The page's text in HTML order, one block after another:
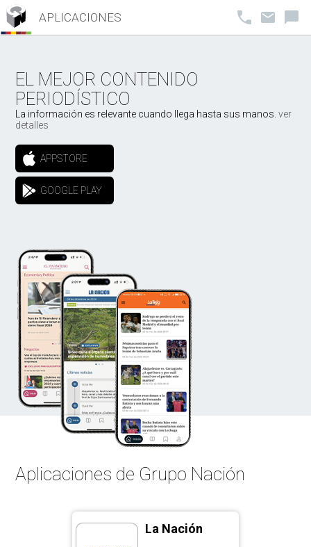
APLICACIONES
EL MEJOR CONTENIDO
PERIODÍSTICO
La información es relevante cuando llega hasta sus manos.ver
detalles
APPSTORE
GOOGLE PLAY
Aplicaciones de Grupo Nación
La Nación